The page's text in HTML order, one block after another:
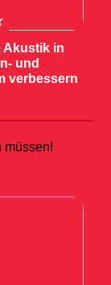
Akustik in
und
verbessern
müssen!